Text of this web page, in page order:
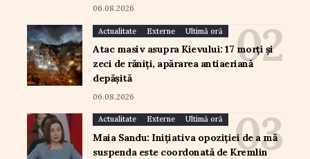
06.08.2026
Actualitate Externe Ultimă oră
Atac masiv asupra Kievului: 17 morți și
zeci de răniți, apărarea antiaeriană
depășită
06.08.2026
Actualitate Externe Ultimă oră
Maia Sandu: Inițiativa opoziției de a mă
suspenda este coordonată de Kremlin